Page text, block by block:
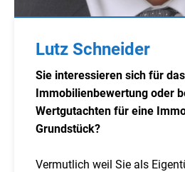
Lutz Schneider
Sie interessieren sich für
Immobilienbewertung oder
Wertgutachten für eine
Grundstück?
Vermutlich weil Sie als